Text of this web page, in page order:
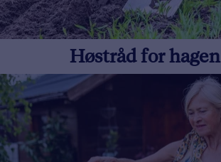
Høstråd for hagen